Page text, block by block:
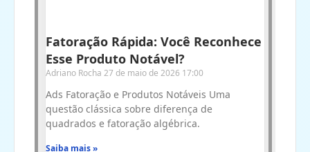
Fatoração Rápida: Você Reconhece
Esse Produto Notável?
Adriano Rocha 27 de maio de 2026 17:00
Ads Fatoração e Produtos Notáveis Uma
questão clássica sobre diferença de
quadrados e fatoração algébrica.
Saiba mais »